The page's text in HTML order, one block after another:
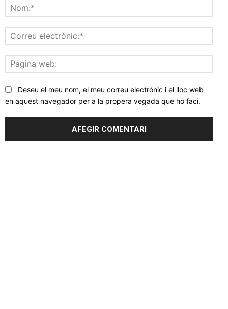
web:
Deseu el meu nom, el meu correu electrònic i el lloc web
en aquest navegador per a la propera vegada que ho faci.